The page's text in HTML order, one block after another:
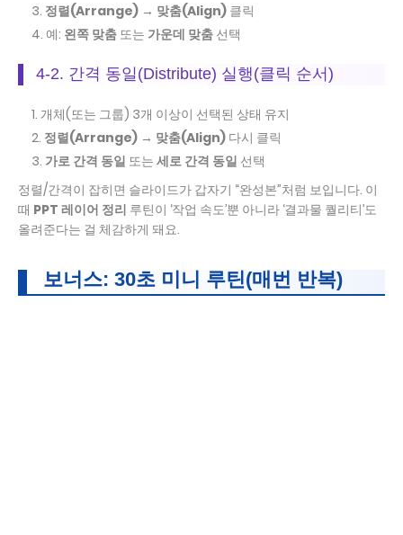
정렬(Arrange) → 맞춤(Align) 클릭
예: 왼쪽 맞춤 또는 가운데 맞춤 선택
4-2. 간격 동일(Distribute) 실행(클릭 순서)
개체(또는 그룹) 3개 이상이 선택된 상태 유지
정렬(Arrange) → 맞춤(Align) 다시 클릭
가로 간격 동일 또는 세로 간격 동일 선택
정렬/간격이 잡히면 슬라이드가 갑자기 “완성본”처럼 보입니다. 이
때 PPT 레이어 정리 루틴이 ‘작업 속도’뿐 아니라 ‘결과물 퀄리티’도
올려준다는 걸 체감하게 돼요.
보너스: 30초 미니 루틴(매번 반복)